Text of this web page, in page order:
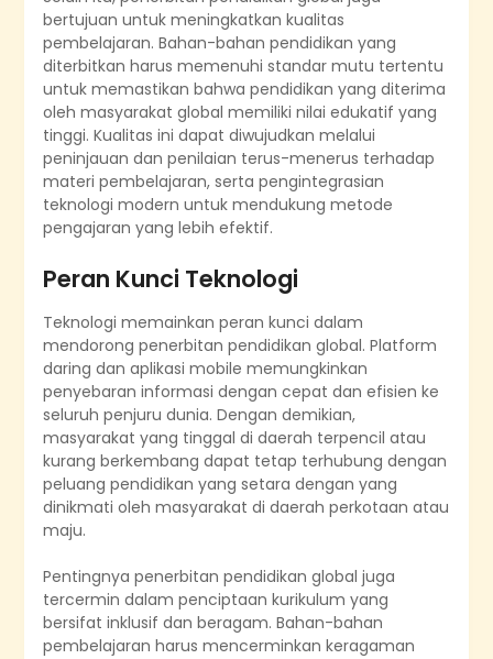
bertujuan untuk meningkatkan kualitas
pembelajaran. Bahan-bahan pendidikan yang
diterbitkan harus memenuhi standar mutu tertentu
untuk memastikan bahwa pendidikan yang diterima
oleh masyarakat global memiliki nilai edukatif yang
tinggi. Kualitas ini dapat diwujudkan melalui
peninjauan dan penilaian terus-menerus terhadap
materi pembelajaran, serta pengintegrasian
teknologi modern untuk mendukung metode
pengajaran yang lebih efektif.
Peran Kunci Teknologi
Teknologi memainkan peran kunci dalam
mendorong penerbitan pendidikan global. Platform
daring dan aplikasi mobile memungkinkan
penyebaran informasi dengan cepat dan efisien ke
seluruh penjuru dunia. Dengan demikian,
masyarakat yang tinggal di daerah terpencil atau
kurang berkembang dapat tetap terhubung dengan
peluang pendidikan yang setara dengan yang
dinikmati oleh masyarakat di daerah perkotaan atau
maju.
Pentingnya penerbitan pendidikan global juga
tercermin dalam penciptaan kurikulum yang
bersifat inklusif dan beragam. Bahan-bahan
pembelajaran harus mencerminkan keragaman